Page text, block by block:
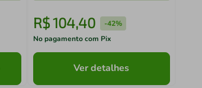
R$104,40 -42%
No pagamento com Pix
Ver detalhes